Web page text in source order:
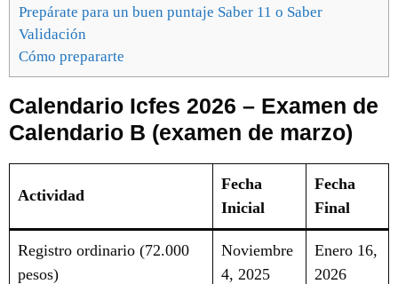
Prepárate para un buen puntaje Saber 11 o Saber
Validación
Cómo prepararte
Calendario Icfes 2026 – Examen de
Calendario B (examen de marzo)
Actividad
Fecha
Inicial
Fecha
Final
Registro ordinario (72.000
pesos)
Noviembre
4, 2025
Enero 16,
2026